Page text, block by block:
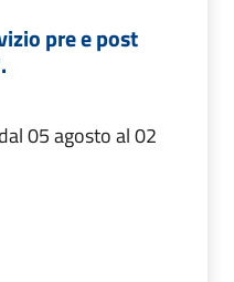
pre e post
05 agosto al 02